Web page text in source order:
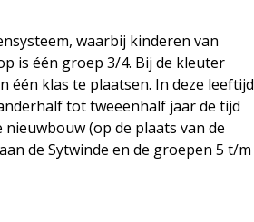
waarbij kinderen van
is één groep 3/4. Bij de kleuter
één klas te plaatsen. In deze leeftijd
tot tweeënhalf jaar de tijd
(op de plaats van de
de Sytwinde en de groepen 5 t/m